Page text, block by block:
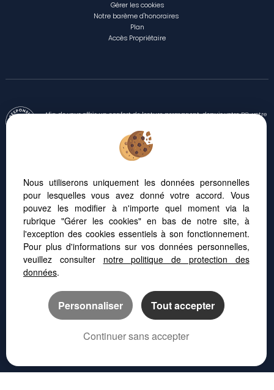
Gérer les cookies
Notre barème d'honoraires
Plan
Accès Propriétaire
Afin de vous offrir un confort de lecture permanent, depuis votre PC, votre
tablette ou votre smartphone, notre site s'adapte automatiquement aux
différents types d'écrans
Création site internet immobilier
Référencement immobilier
Montpellier (34000)
Castelnau Le Lez (34170)
Lattes (34970)
La Grande-motte (34280)
Lunel (34400)
Nimes (30000)
Montpellier (34090)
Mauguio (34130)
Nous utiliserons uniquement les données personnelles
pour lesquelles vous avez donné votre accord. Vous
pouvez les modifier à n'importe quel moment via la
rubrique "Gérer les cookies" en bas de notre site, à
l'exception des cookies essentiels à son fonctionnement.
Pour plus d'informations sur vos données personnelles,
veuillez consulter notre politique de protection des
données.
Personnaliser Tout accepter
Continuer sans accepter